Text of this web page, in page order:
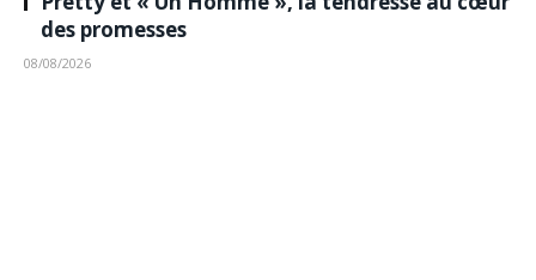
des promesses
08/08/2026